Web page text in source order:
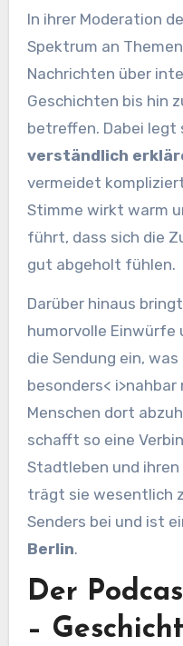
In ihrer Moderation
Spektrum an
Nachrichten über
Geschichten bis hin
betreffen. Dabei legt
verständlich
vermeidet
Stimme wirkt warm
führt, dass sich die
gut abgeholt fühlen.
Darüber hinaus
humorvolle Einwürfe
die Sendung ein,
besonders<
Menschen dort
schafft so eine
Stadtleben und ihren
trägt sie wesentlich
Senders bei und ist
Berlin.
Der
–